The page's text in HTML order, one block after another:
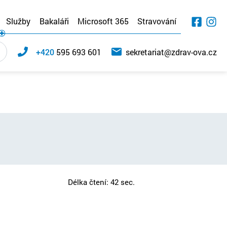
Služby Bakaláři Microsoft 365 Stravování
+420 595 693 601 sekretariat@zdrav-ova.cz
Délka čtení: 42 sec.